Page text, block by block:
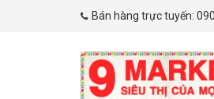
Bán hàng trực tuyến: